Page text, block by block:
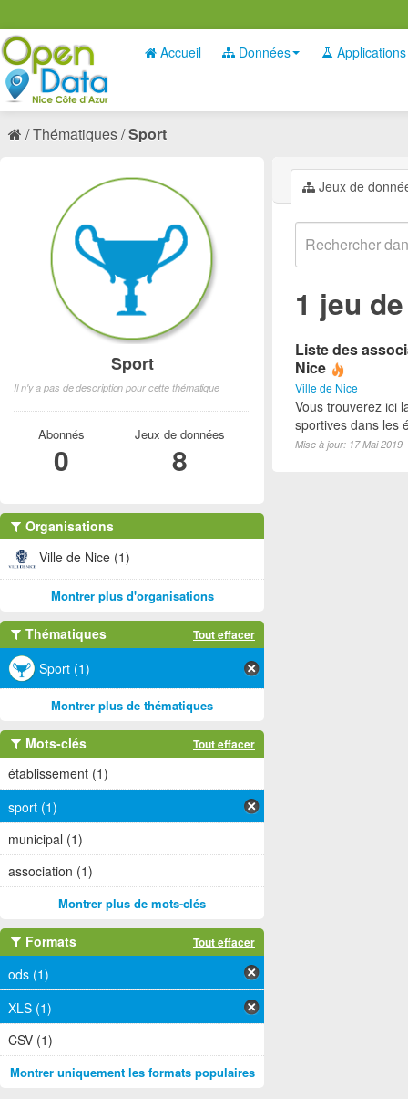
Accueil Données Applications
Thématiques Sport
Jeux de
1 jeu
Liste des
Nice
Ville de Nice
Vous trouverez ici
sportives dans les
Mise à jour: 17 Mai 2019
Sport
Il n'y a pas de description pour cette thématique
Abonnés
0
Jeux de données
8
Organisations
Ville de Nice (1)
Montrer plus d'organisations
Thématiques Tout effacer
Sport (1)
Montrer plus de thématiques
Mots-clés Tout effacer
établissement (1)
sport (1)
municipal (1)
association (1)
Montrer plus de mots-clés
Formats Tout effacer
ods (1)
XLS (1)
CSV (1)
Montrer uniquement les formats populaires